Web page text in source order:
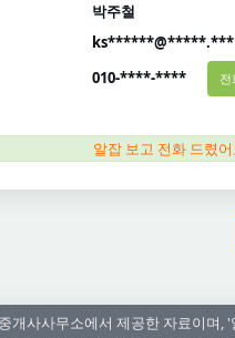
박주철
ks******@*****.***
010-****-**** 전
알잡 보고 전화 드렸
개사사무소에서 제공한 자료이며,